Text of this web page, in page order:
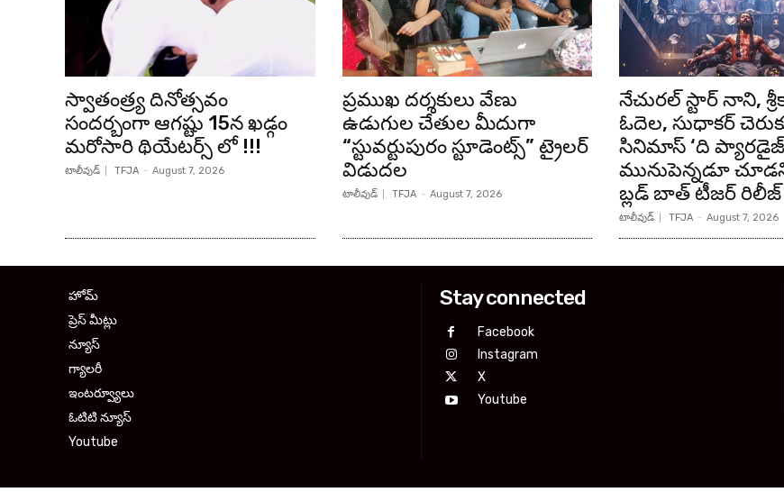
స్వాతంత్ర్య దినోత్సవం
సందర్బంగా ఆగష్టు 15న ఖడ్గం
మరోసారి థియేటర్స్ లో !!!
టాలీవుడ్ TFJA - August 7, 2026
ప్రముఖ దర్శకులు వేణు
ఉడుగుల చేతుల మీదుగా
“స్టువర్టుపురం స్టూడెంట్స్” ట్రైలర్
విడుదల
టాలీవుడ్ TFJA - August 7, 2026
నేచురల్ స్టార్ నాని,
ఓదెల, సుధాకర్
సినిమాస్ ‘ది
మునుపెన్నడూ
బ్లడ్ బాత్ టీజర్ రిలీజ్
టాలీవుడ్ TFJA - August 7, 2026
హోమ్
ప్రెస్ మీట్లు
న్యూస్
గ్యాలరీ
ఇంటర్వ్యూలు
ఓటిటి న్యూస్
Youtube
Stay connected
Facebook
Instagram
X
Youtube